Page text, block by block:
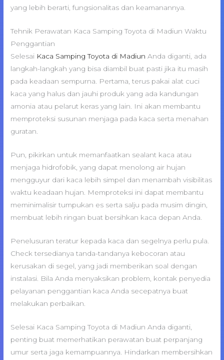
yang lebih berarti, fungsionalitas dan keamanannya.
Tehnik Perawatan Kaca Samping Toyota di Madiun Waktu
Penggantian
Selesai Kaca Samping Toyota di Madiun Anda diganti, ada
langkah-langkah yang bisa diambil buat pasti jika itu masih
pada keadaan sempurna. Pertama, terus pakai alat cuci
kaca yang halus dan jauhi produk yang ada kandungan
amonia atau pelarut keras yang lain. Ini akan membantu
memproteksi susunan menjaga pada kaca serta menahan
guratan.
Pun, pikirkan untuk memanfaatkan sealant kaca atau
menjaga hidrofobik, yang dapat menolong air hujan
mengguyur dari kaca lebih simpel dan menambah visibilitas
waktu keadaan hujan. Memproteksi ini dapat membantu
meminimalisir tumpukan es serta salju pada musim dingin,
membuat lebih ringan buat bersihkan kaca depan Anda.
Penelusuran teratur kepada kaca dan segelnya perlu pula.
Check tersedianya tanda-tandanya kebocoran atau
kerusakan di segel, yang jadi memberikan soal dengan
instalasi. Bila Anda menyaksikan problem, kontak penyedia
pelayanan penggantian kaca Anda secepatnya buat
melakukan perbaikan.
Selesai Kaca Samping Toyota di Madiun Anda diganti,
penting buat memerhatikan perawatan buat perpanjang
umur serta jaga kemampuannya. Hindarkan membersihkan